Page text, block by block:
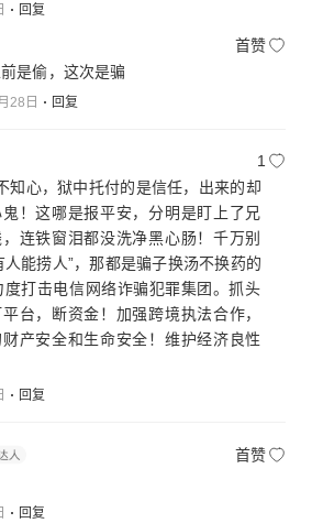
回复
首赞
是偷，这次是骗
28日 回复
1
知心，狱中托付的是信任，出来的却
！这哪是报平安，分明是盯上了兄
连铁窗泪都没洗净黑心肠！千万别
人能捞人”，那都是骗子换汤不换药的
打击电信网络诈骗犯罪集团。抓头
台，断资金！加强跨境执法合作，
产安全和生命安全！维护经济良性
回复
首赞
回复